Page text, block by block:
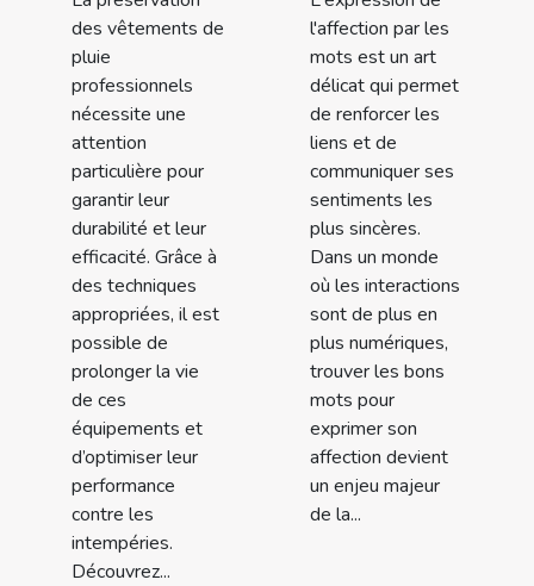
des vêtements de
pluie
professionnels
nécessite une
attention
particulière pour
garantir leur
durabilité et leur
efficacité. Grâce à
des techniques
appropriées, il est
possible de
prolonger la vie
de ces
équipements et
d’optimiser leur
performance
contre les
intempéries.
Découvrez...
l'affection par les
mots est un art
délicat qui permet
de renforcer les
liens et de
communiquer ses
sentiments les
plus sincères.
Dans un monde
où les interactions
sont de plus en
plus numériques,
trouver les bons
mots pour
exprimer son
affection devient
un enjeu majeur
de la...